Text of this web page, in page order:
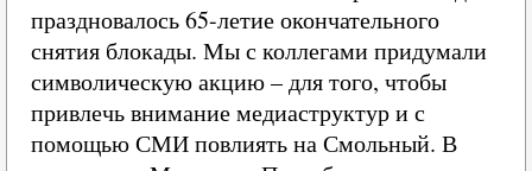
праздновалось 65-летие окончательного
снятия блокады. Мы с коллегами придумали
символическую акцию – для того, чтобы
привлечь внимание медиаструктур и с
помощью СМИ повлиять на Смольный. В